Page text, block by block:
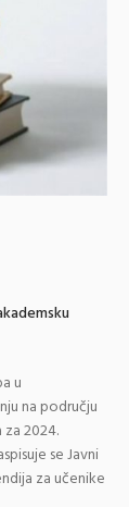
u
na području
za 2024.
se Javni
za učenike